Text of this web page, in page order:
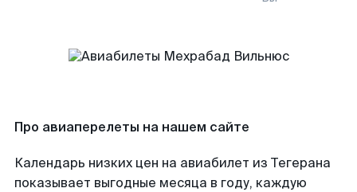
Про авиаперелеты на нашем сайте
Календарь низких цен на авиабилет из Тегерана
показывает выгодные месяца в году, каждую